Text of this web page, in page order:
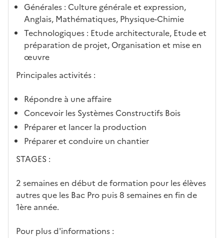
tiq
ues
s
d
e
c
at
ur
e
s à
la
fo
rm
uch
és
ent
Générales : Culture générale et expression,
Anglais, Mathématiques, Physique-Chimie
Technologiques : Etude architecturale, Etude et
préparation de projet, Organisation et mise en
œuvre
Principales activités :
Répondre à une affaire
Concevoir les Systèmes Constructifs Bois
Préparer et lancer la production
Préparer et conduire un chantier
STAGES :
2 semaines en début de formation pour les élèves
autres que les Bac Pro puis 8 semaines en fin de
1ère année.
Pour plus d'informations :